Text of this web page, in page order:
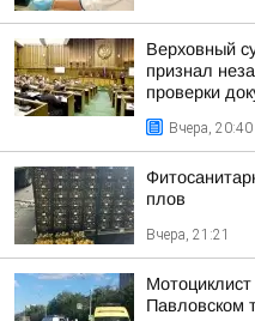
Верховный
признал
проверки
Вчера, 20:40
плов
Вчера, 21:21
Павловском